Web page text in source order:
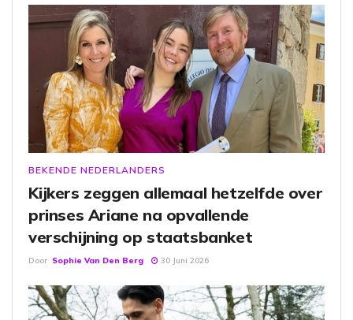
BEKENDE NEDERLANDERS
Kijkers zeggen allemaal hetzelfde over
prinses Ariane na opvallende
verschijning op staatsbanket
Door Sophie Van Den Berg 30 Juni 2026